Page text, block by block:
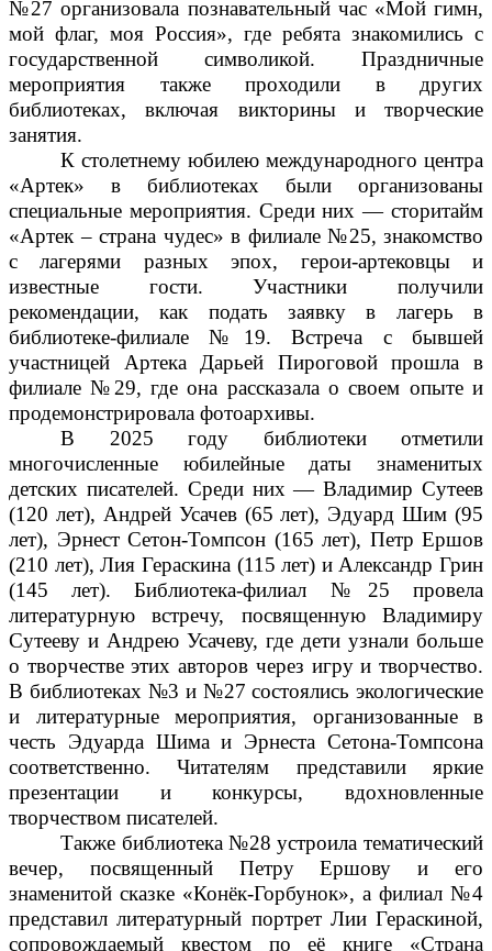
№27 организовала познавательный час «Мой гимн,
мой флаг, моя Россия», где ребята знакомились с
государственной символикой. Праздничные
мероприятия также проходили в других
библиотеках, включая викторины и творческие
занятия.
К столетнему юбилею международного центра
«Артек» в библиотеках были организованы
специальные мероприятия. Среди них — сторитайм
«Артек – страна чудес» в филиале №25, знакомство
с лагерями разных эпох, герои-артековцы и
известные гости. Участники получили
рекомендации, как подать заявку в лагерь в
библиотеке-филиале №19. Встреча с бывшей
участницей Артека Дарьей Пироговой прошла в
филиале №29, где она рассказала о своем опыте и
продемонстрировала фотоархивы.
В 2025 году библиотеки отметили
многочисленные юбилейные даты знаменитых
детских писателей. Среди них — Владимир Сутеев
(120 лет), Андрей Усачев (65 лет), Эдуард Шим (95
лет), Эрнест Сетон-Томпсон (165 лет), Петр Ершов
(210 лет), Лия Гераскина (115 лет) и Александр Грин
(145 лет). Библиотека-филиал №25 провела
литературную встречу, посвященную Владимиру
Сутееву и Андрею Усачеву, где дети узнали больше
о творчестве этих авторов через игру и творчество.
В библиотеках №3 и №27 состоялись экологические
и литературные мероприятия, организованные в
честь Эдуарда Шима и Эрнеста Сетона-Томпсона
соответственно. Читателям представили яркие
презентации и конкурсы, вдохновленные
творчеством писателей.
Также библиотека №28 устроила тематический
вечер, посвященный Петру Ершову и его
знаменитой сказке «Конёк-Горбунок», а филиал №4
представил литературный портрет Лии Гераскиной,
сопровождаемый квестом по её книге «Страна